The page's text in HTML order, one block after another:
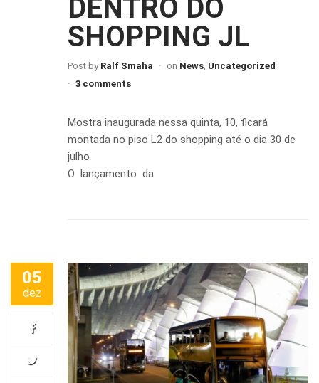
DENTRO DO
SHOPPING JL
Post by Ralf Smaha on News Uncategorized
3 comments
Mostra inaugurada nessa quinta, 10, ficará
montada no piso L2 do shopping até o dia 30 de
julho
O lançamento da
05
dez